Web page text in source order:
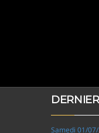
Samedi 01/